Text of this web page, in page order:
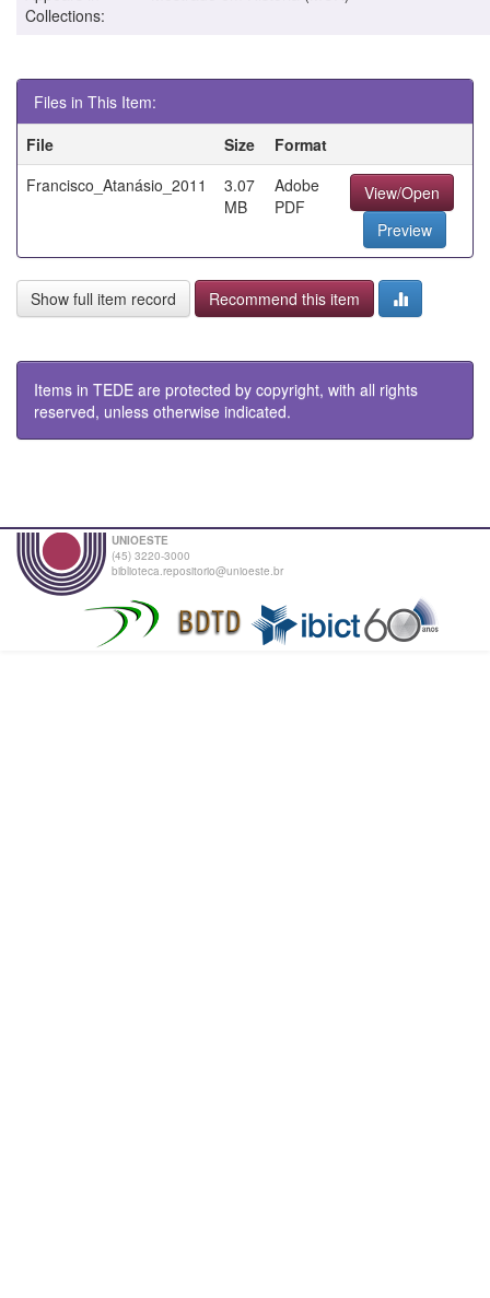
Collections:
Files in This Item:
File
Size
Format
Francisco_Atanásio_2011
3.07
MB
Adobe
PDF
View/Open
Preview
Show full item record Recommend this item
Items in TEDE are protected by copyright, with all rights
reserved, unless otherwise indicated.
UNIOESTE
(45) 3220-3000
biblioteca.repositorio@unioeste.br